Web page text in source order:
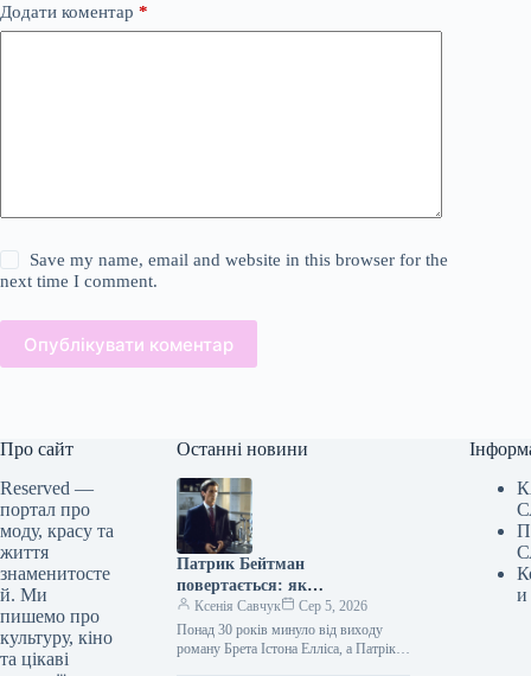
Додати коментар *
Save my name, email and website in this browser for the
next time I comment.
Опублікувати коментар
Про сайт
Reserved —
портал про
моду, красу та
життя
знаменитосте
й. Ми
пишемо про
культуру, кіно
та цікаві
Останні новини
Патрик Бейтман
повертається: як
“Американський психопат”
знову надихає модний світ
Ксенія Савчук
Сер 5, 2026
Понад 30 років минуло від виходу
роману Брета Істона Елліса, а Патрік
и